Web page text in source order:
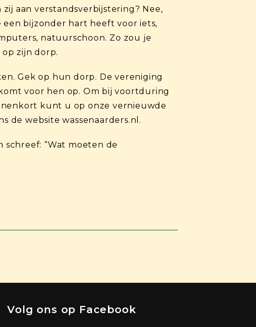
aan verstandsverbijstering? Nee,
bijzonder hart heeft voor iets,
natuurschoon. Zo zou je
zijn dorp.
Gek op hun dorp. De vereniging
voor hen op. Om bij voortduring
kunt u op onze vernieuwde
de website wassenaarders.nl.
schreef: “Wat moeten de
Volg ons op Facebook